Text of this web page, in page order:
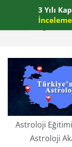
content
Astroloji
Astroloji
3 Yılı